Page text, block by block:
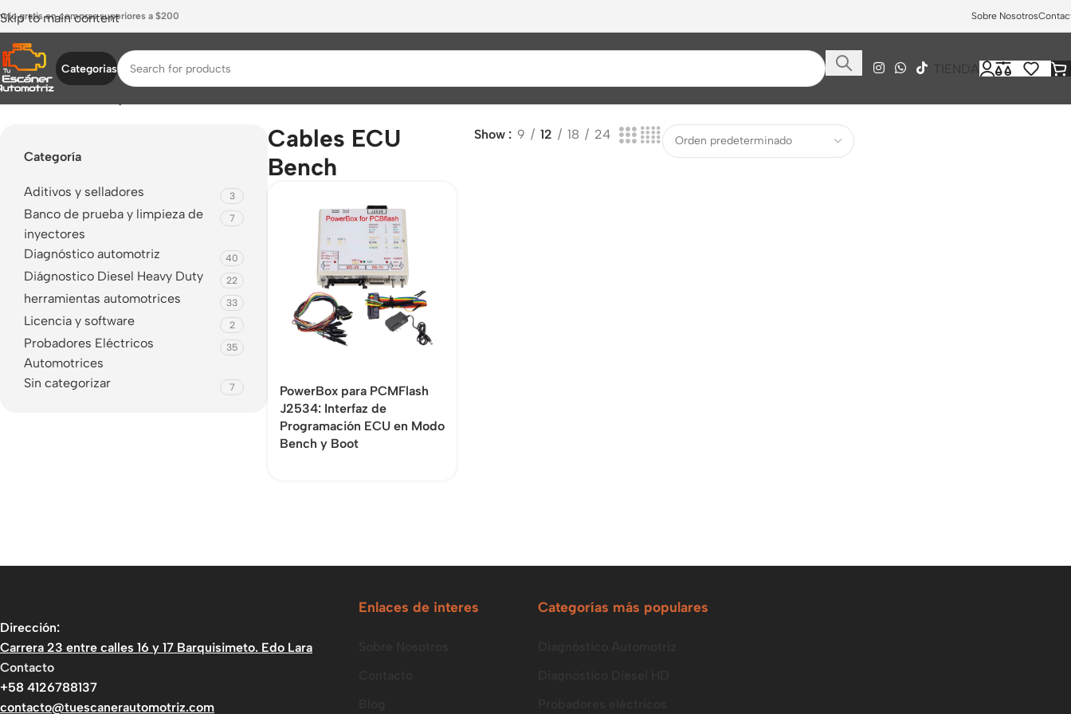
Skip to main content
gratis en compras superiores a $200 Sobre Nosotros
Categorias
TIENDA
Categoría
Aditivos y selladores 3
Banco de prueba y limpieza de
inyectores
7
Diagnóstico automotriz 40
Diágnostico Diesel Heavy Duty 22
herramientas automotrices 33
Licencia y software 2
Probadores Eléctricos
Automotrices
35
Sin categorizar 7
Cables ECU
Bench
Show 9 12 18 24
PowerBox para PCMFlash
J2534: Interfaz de
Programación ECU en Modo
Bench y Boot
Dirección:
Carrera 23 entre calles 16 y 17 Barquisimeto. Edo Lara
Contacto
+58 4126788137
contacto@tuescanerautomotriz.com
Enlaces de interes Categorías más populares